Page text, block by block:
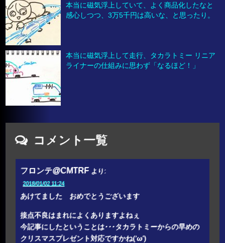
本当に磁気浮上していて、よく商品化したなと
感心しつつ、3万5千円は高いな、と思ったり。
本当に磁気浮上して走行、タカラトミー リニア
ライナーの仕組みに思わず「なるほど！」
コメント一覧
フロンテ@CMTRF より:
2018/01/02 11:24
あけてました おめでとうございます
接点不良はまれによくありますよねぇ
今記事にしたということは･･･タカラトミーからの早めの
クリスマスプレゼント対応ですかね(‘ω’)